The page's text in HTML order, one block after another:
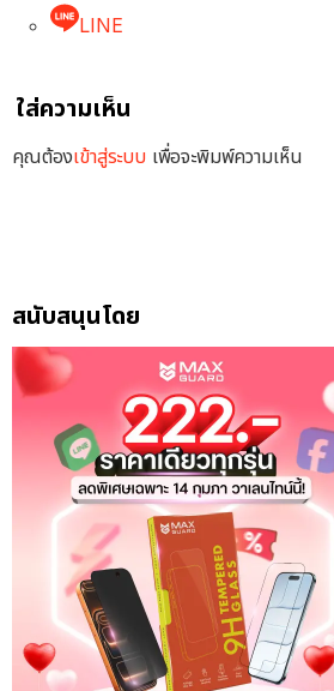
LINE
ใส่ความเห็น
คุณต้องเข้าสู่ระบบเพื่อจะพิมพ์ความเห็น
สนับสนุนโดย